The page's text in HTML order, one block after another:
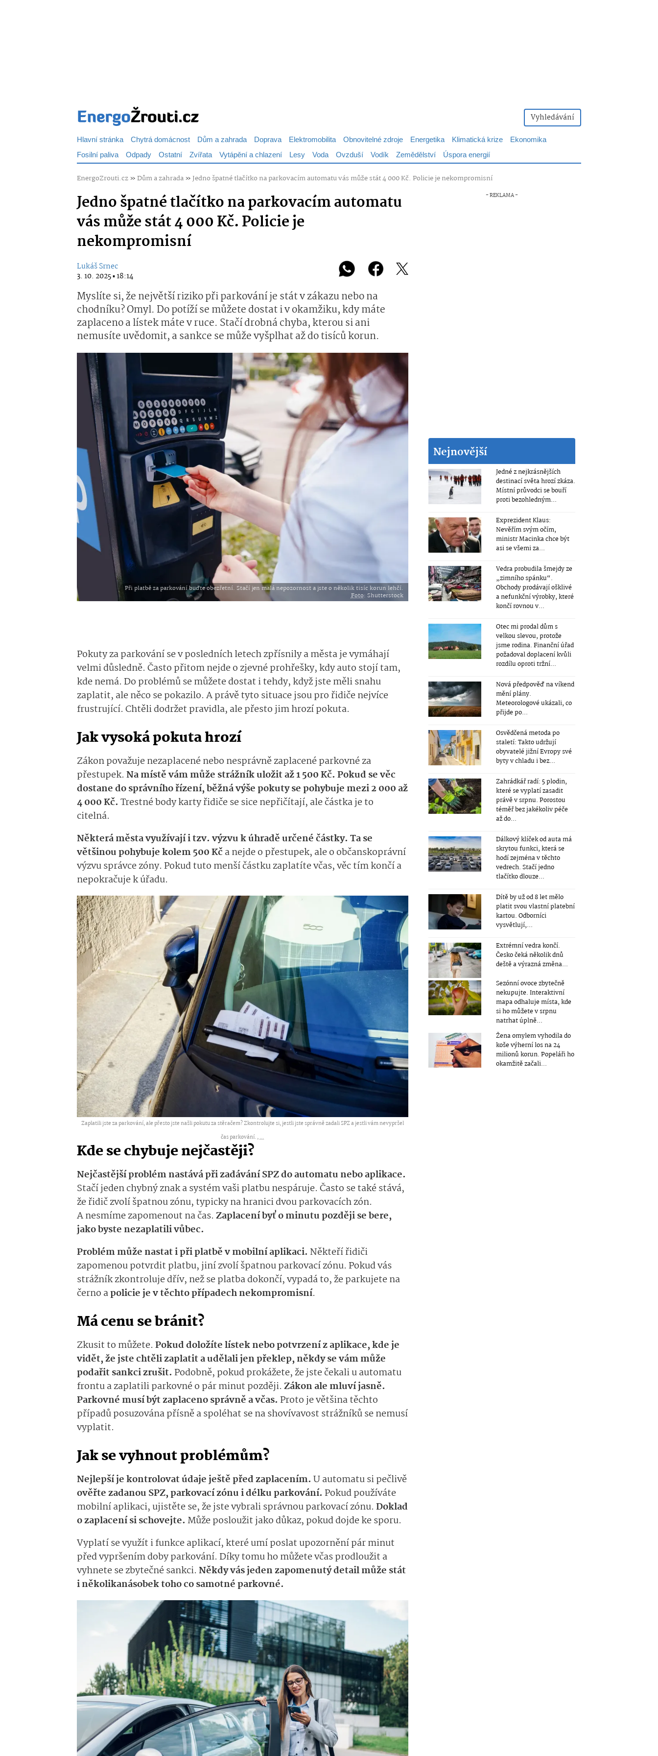
Vyhledávání
Hlavní stránka Chytrá domácnost Dům a zahrada Doprava Elektromobilita Obnovitelné zdroje Energetika Klimatická krize
Ekonomika
Fosilní paliva Odpady Ostatní Zvířata Vytápění a chlazení Lesy Voda Ovzduší Vodík Zemědělství Úspora energií
EnergoZrouti.cz»Dům a zahrada» Jedno špatné tlačítko na parkovacím automatu vás může stát 4 000 Kč. Policie je nekompromisní
Jedno špatné tlačítko na parkovacím automatu
vás může stát 4 000 Kč. Policie je
nekompromisní
Lukáš Srnec
3. 10. 2025 ▪ 18:14
Myslíte si, že největší riziko při parkování je stát v zákazu nebo na
chodníku? Omyl. Do potíží se můžete dostat i v okamžiku, kdy máte
zaplaceno a lístek máte v ruce. Stačí drobná chyba, kterou si ani
nemusíte uvědomit, a sankce se může vyšplhat až do tisíců korun.
Při platbě za parkování buďte obezřetní. Stačí jen malá nepozornost a jste o několik tisíc korun lehčí.
Foto: Shutterstock
Pokuty za parkování se v posledních letech zpřísnily a města je vymáhají
velmi důsledně. Často přitom nejde o zjevné prohřešky, kdy auto stojí tam,
kde nemá. Do problémů se můžete dostat i tehdy, když jste měli snahu
zaplatit, ale něco se pokazilo. A právě tyto situace jsou pro řidiče nejvíce
frustrující. Chtěli dodržet pravidla, ale přesto jim hrozí pokuta.
Jak vysoká pokuta hrozí
Zákon považuje nezaplacené nebo nesprávně zaplacené parkovné za
přestupek. Na místě vám může strážník uložit až 1 500 Kč. Pokud se věc
dostane do správního řízení, běžná výše pokuty se pohybuje mezi 2 000 až
4 000 Kč. Trestné body karty řidiče se sice nepřičítají, ale částka je to
citelná.
Některá města využívají i tzv. výzvu k úhradě určené částky. Ta se
většinou pohybuje kolem 500 Kč a nejde o přestupek, ale o občanskoprávní
výzvu správce zóny. Pokud tuto menší částku zaplatíte včas, věc tím končí a
nepokračuje k úřadu.
Zaplatili jste za parkování, ale přesto jste našli pokutu za stěračem? Zkontrolujte si, jestli jste správně zadali SPZ a jestli vám nevypršel
čas parkování. ,...
Kde se chybuje nejčastěji?
Nejčastější problém nastává při zadávání SPZ do automatu nebo aplikace.
Stačí jeden chybný znak a systém vaši platbu nespáruje. Často se také stává,
že řidič zvolí špatnou zónu, typicky na hranici dvou parkovacích zón.
A nesmíme zapomenout na čas. Zaplacení byť o minutu později se bere,
jako byste nezaplatili vůbec.
Problém může nastat i při platbě v mobilní aplikaci. Někteří řidiči
zapomenou potvrdit platbu, jiní zvolí špatnou parkovací zónu. Pokud vás
strážník zkontroluje dřív, než se platba dokončí, vypadá to, že parkujete na
černo apolicie je v těchto případech nekompromisní.
Má cenu se bránit?
Zkusit to můžete. Pokud doložíte lístek nebo potvrzení z aplikace, kde je
vidět, že jste chtěli zaplatit a udělali jen překlep, někdy se vám může
podařit sankci zrušit. Podobně, pokud prokážete, že jste čekali u automatu
frontu a zaplatili parkovné o pár minut později. Zákon ale mluví jasně.
Parkovné musí být zaplaceno správně a včas. Proto je většina těchto
případů posuzována přísně a spoléhat se na shovívavost strážníků se nemusí
vyplatit.
Jak se vyhnout problémům?
Nejlepší je kontrolovat údaje ještě před zaplacením. U automatu si pečlivě
ověřte zadanou SPZ, parkovací zónu i délku parkování. Pokud používáte
mobilní aplikaci, ujistěte se, že jste vybrali správnou parkovací zónu. Doklad
o zaplacení si schovejte. Může posloužit jako důkaz, pokud dojde ke sporu.
Vyplatí se využít i funkce aplikací, které umí poslat upozornění pár minut
před vypršením doby parkování. Díky tomu ho můžete včas prodloužit a
vyhnete se zbytečné sankci. Někdy vás jeden zapomenutý detail může stát
i několikanásobek toho co samotné parkovné.
Nejnovější
Jedné z nejkrásnějších
destinací světa hrozí zkáza.
Místní průvodci se bouří
proti bezohledným...
Exprezident Klaus:
Nevěřím svým očím,
ministr Macinka chce být
asi se všemi za...
Vedra probudila šmejdy ze
„zimního spánku“.
Obchody prodávají ošklivé
a nefunkční výrobky, které
končí rovnou v...
Otec mi prodal dům s
velkou slevou, protože
jsme rodina. Finanční úřad
požadoval doplacení kvůli
rozdílu oproti tržní...
Nová předpověď na víkend
mění plány.
Meteorologové ukázali, co
přijde po...
Osvědčená metoda po
staletí: Takto udržují
obyvatelé jižní Evropy své
byty v chladu i bez...
Zahrádkář radí: 5 plodin,
které se vyplatí zasadit
právě v srpnu. Porostou
téměř bez jakékoliv péče
až do...
Dálkový klíček od auta má
skrytou funkci, která se
hodí zejména v těchto
vedrech. Stačí jedno
tlačítko dlouze...
Dítě by už od 8 let mělo
platit svou vlastní platební
kartou. Odborníci
vysvětlují,...
Extrémní vedra končí.
Česko čeká několik dnů
deště a výrazná změna...
Sezónní ovoce zbytečně
nekupujte. Interaktivní
mapa odhaluje místa, kde
si ho můžete v srpnu
natrhat úplně...
Žena omylem vyhodila do
koše výherní los na 24
milionů korun. Popeláři ho
okamžitě začali...